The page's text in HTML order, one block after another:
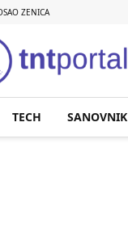
ZENICA
TECH SANOVNIK